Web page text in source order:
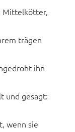
Mittelkötter,
trägen
ihn
und gesagt:
wenn sie